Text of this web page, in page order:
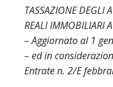
TASSAZIONE DEGLI
REALI IMMOBILIARI
– Aggiornato al 1
– ed in
Entrate n. 2/E